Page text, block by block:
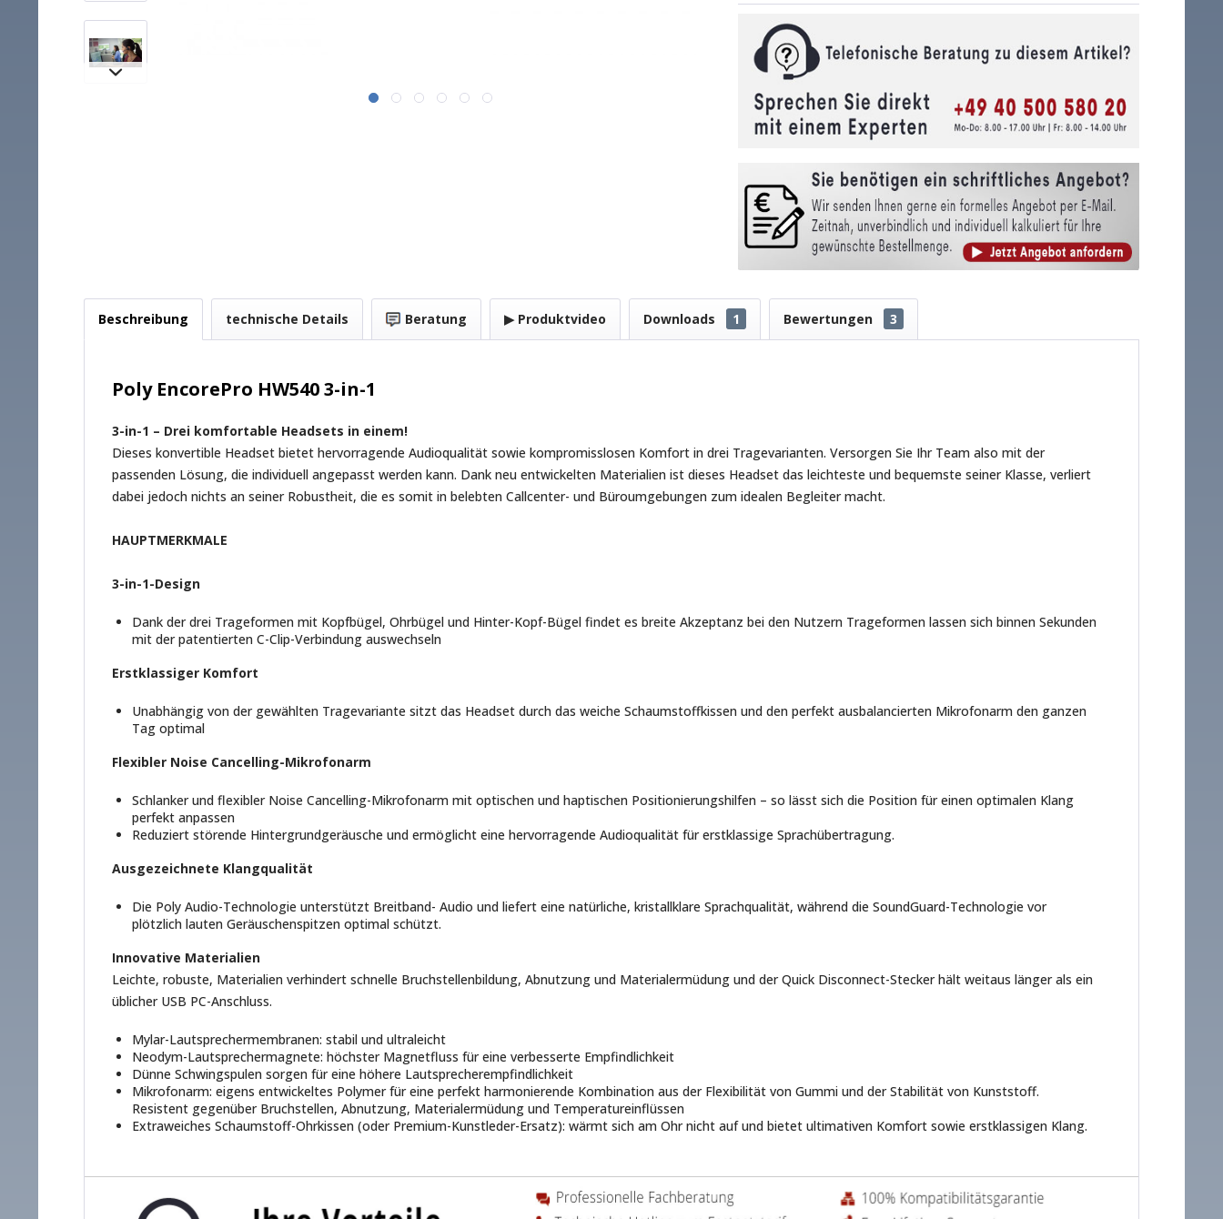
Beschreibung technische Details Beratung ▶ Produktvideo Downloads 1 Bewertungen 3
Poly EncorePro HW540 3-in-1
3-in-1 – Drei komfortable Headsets in einem!
Dieses konvertible Headset bietet hervorragende Audioqualität sowie kompromisslosen Komfort in drei Tragevarianten. Versorgen Sie Ihr Team also mit der
passenden Lösung, die individuell angepasst werden kann. Dank neu entwickelten Materialien ist dieses Headset das leichteste und bequemste seiner Klasse, verliert
dabei jedoch nichts an seiner Robustheit, die es somit in belebten Callcenter- und Büroumgebungen zum idealen Begleiter macht.
HAUPTMERKMALE
3-in-1-Design
Dank der drei Trageformen mit Kopfbügel, Ohrbügel und Hinter-Kopf-Bügel findet es breite Akzeptanz bei den Nutzern Trageformen lassen sich binnen Sekunden
mit der patentierten C-Clip-Verbindung auswechseln
Erstklassiger Komfort
Unabhängig von der gewählten Tragevariante sitzt das Headset durch das weiche Schaumstoffkissen und den perfekt ausbalancierten Mikrofonarm den ganzen
Tag optimal
Flexibler Noise Cancelling-Mikrofonarm
Schlanker und flexibler Noise Cancelling-Mikrofonarm mit optischen und haptischen Positionierungshilfen – so lässt sich die Position für einen optimalen Klang
perfekt anpassen
Reduziert störende Hintergrundgeräusche und ermöglicht eine hervorragende Audioqualität für erstklassige Sprachübertragung.
Ausgezeichnete Klangqualität
Die Poly Audio-Technologie unterstützt Breitband- Audio und liefert eine natürliche, kristallklare Sprachqualität, während die SoundGuard-Technologie vor
plötzlich lauten Geräuschenspitzen optimal schützt.
Innovative Materialien
Leichte, robuste, Materialien verhindert schnelle Bruchstellenbildung, Abnutzung und Materialermüdung und der Quick Disconnect-Stecker hält weitaus länger als ein
üblicher USB PC-Anschluss.
Mylar-Lautsprechermembranen: stabil und ultraleicht
Neodym-Lautsprechermagnete: höchster Magnetfluss für eine verbesserte Empfindlichkeit
Dünne Schwingspulen sorgen für eine höhere Lautsprecherempfindlichkeit
Mikrofonarm: eigens entwickeltes Polymer für eine perfekt harmonierende Kombination aus der Flexibilität von Gummi und der Stabilität von Kunststoff.
Resistent gegenüber Bruchstellen, Abnutzung, Materialermüdung und Temperatureinflüssen
Extraweiches Schaumstoff-Ohrkissen (oder Premium-Kunstleder-Ersatz): wärmt sich am Ohr nicht auf und bietet ultimativen Komfort sowie erstklassigen Klang.